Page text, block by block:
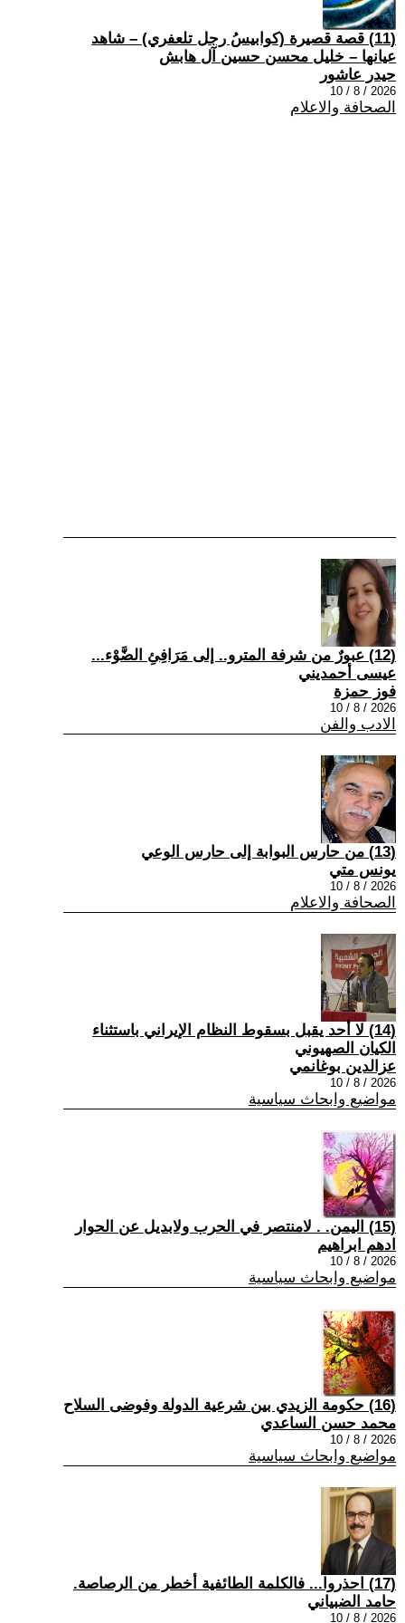
(11) قصة قصيرة (كوابيسُ رجل تلعفري) – شاهد
عيانها – خليل محسن حسين آل هابش
حيدر عاشور
2026 / 8 / 10
الصحافة والاعلام
(12) عبورٌ من شرفة المترو.. إلى مَرَافِئِ الضَّوْء...
عيسى أحمديني
فوز حمزة
2026 / 8 / 10
الادب والفن
(13) من حارس البوابة إلى حارس الوعي
يونس متي
2026 / 8 / 10
الصحافة والاعلام
(14) لا أحد يقبل بسقوط النظام الإيراني باستثناء
الكيان الصهيوني
عزالدين بوغانمي
2026 / 8 / 10
مواضيع وابحاث سياسية
(15) اليمن. . لامنتصر في الحرب ولابديل عن الحوار
ادهم ابراهيم
2026 / 8 / 10
مواضيع وابحاث سياسية
(16) حكومة الزيدي بين شرعية الدولة وفوضى السلاح
محمد حسن الساعدي
2026 / 8 / 10
مواضيع وابحاث سياسية
(17) احذروا... فالكلمة الطائفية أخطر من الرصاصة.
حامد الضبياني
2026 / 8 / 10